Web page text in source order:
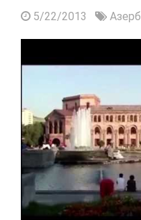
5/22/2013